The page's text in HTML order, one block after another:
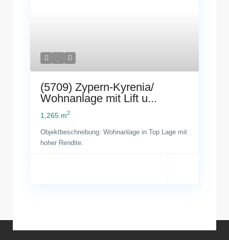
(5709) Zypern-Kyrenia/
Wohnanlage mit Lift u...
1,265 m2
Objektbeschreibung: Wohnanlage in Top Lage mit
hoher Rendite.